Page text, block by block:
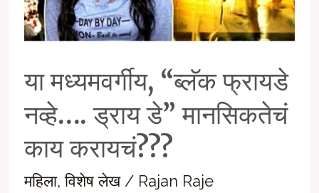
या मध्यमवर्गीय, “ब्लॅक फ्रायडे
नव्हे…. ड्राय डे” मानसिकतेचं
काय करायचं???
महिला,विशेष लेख/ Rajan Raje